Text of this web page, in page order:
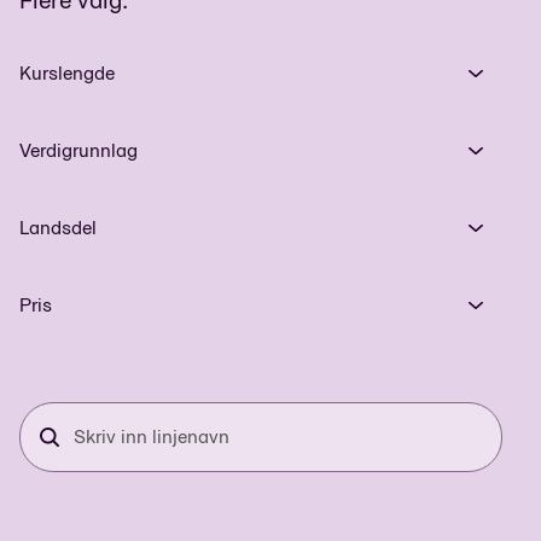
Kurslengde
Verdigrunnlag
Landsdel
Pris
inn
linjenavn